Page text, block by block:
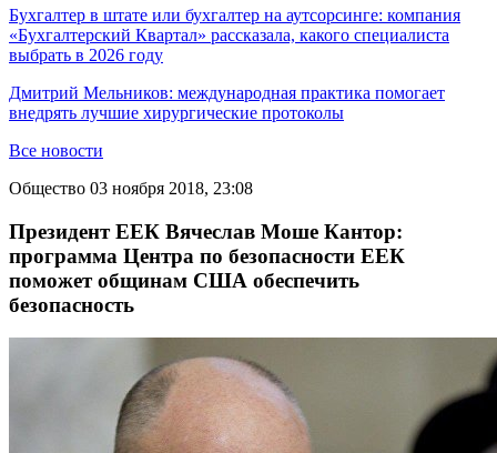
Бухгалтер в штате или бухгалтер на аутсорсинге: компания
«Бухгалтерский Квартал» рассказала, какого специалиста
выбрать в 2026 году
Дмитрий Мельников: международная практика помогает
внедрять лучшие хирургические протоколы
Все новости
Общество 03 ноября 2018, 23:08
Президент ЕЕК Вячеслав Моше Кантор:
программа Центра по безопасности ЕЕК
поможет общинам США обеспечить
безопасность